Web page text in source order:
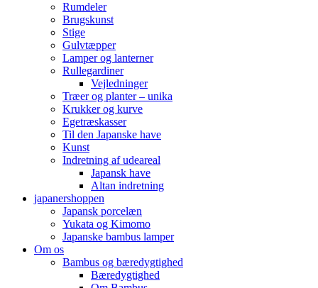
Rumdeler
Brugskunst
Stige
Gulvtæpper
Lamper og lanterner
Rullegardiner
Vejledninger
Træer og planter – unika
Krukker og kurve
Egetræskasser
Til den Japanske have
Kunst
Indretning af udeareal
Japansk have
Altan indretning
japanershoppen
Japansk porcelæn
Yukata og Kimomo
Japanske bambus lamper
Om os
Bambus og bæredygtighed
Bæredygtighed